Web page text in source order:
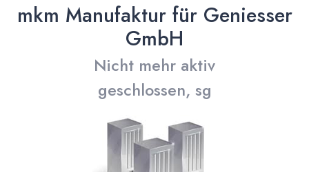
mkm Manufaktur für Geniesser
GmbH
Nicht mehr aktiv
geschlossen, sg